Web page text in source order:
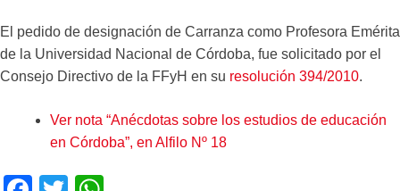
El pedido de designación de Carranza como Profesora Emérita
de la Universidad Nacional de Córdoba, fue solicitado por el
Consejo Directivo de la FFyH en su resolución 394/2010.
Ver nota “Anécdotas sobre los estudios de educación
en Córdoba”, en Alfilo Nº 18